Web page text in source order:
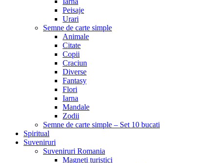
Peisaje
Urari
Semne de carte simple
Animale
Citate
Copii
Craciun
Diverse
Fantasy
Flori
Iarna
Mandale
Zodii
Semne de carte simple – Set 10 bucati
Spiritual
Suveniruri
Suveniruri Romania
Magneti turistici